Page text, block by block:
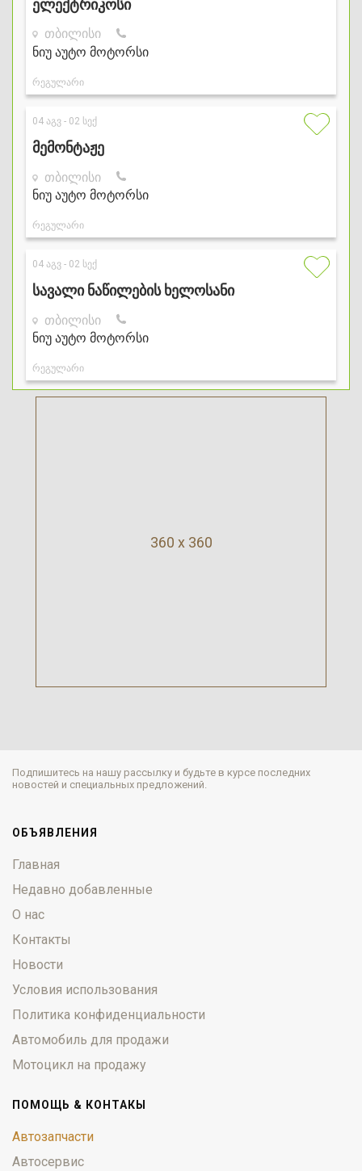
360 x 360
Подпишитесь на нашу рассылку и будьте в курсе последних
новостей и специальных предложений.
ОБЪЯВЛЕНИЯ
Главная
Недавно добавленные
О нас
Контакты
Новости
Условия использования
Политика конфиденциальности
Автомобиль для продажи
Мотоцикл на продажу
ПОМОЩЬ & КОНТАКЫ
Автозапчасти
Автосервис